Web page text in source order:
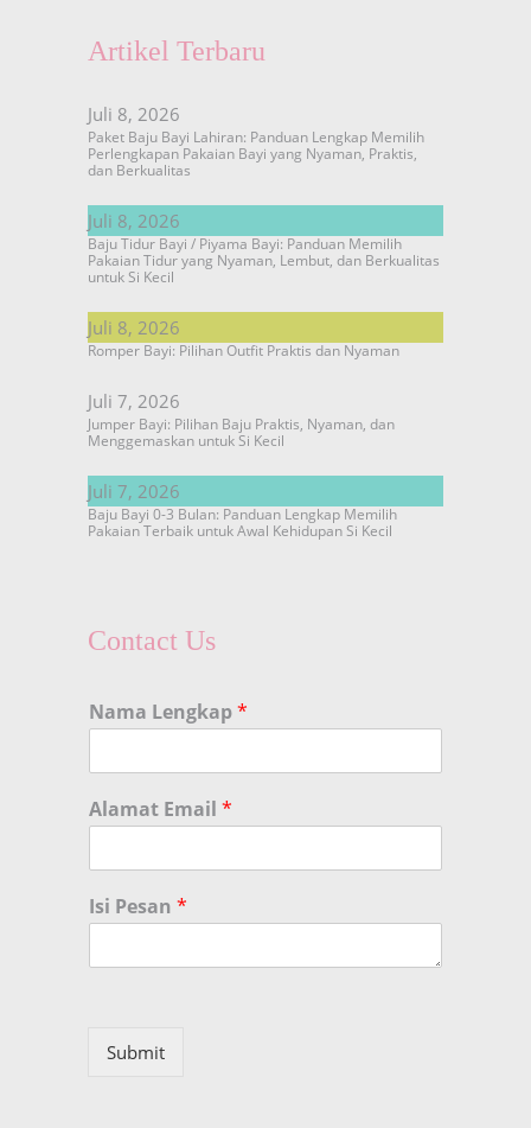
Artikel Terbaru
Juli 8, 2026
Paket Baju Bayi Lahiran: Panduan Lengkap Memilih
Perlengkapan Pakaian Bayi yang Nyaman, Praktis,
dan Berkualitas
Juli 8, 2026
Baju Tidur Bayi / Piyama Bayi: Panduan Memilih
Pakaian Tidur yang Nyaman, Lembut, dan Berkualitas
untuk Si Kecil
Juli 8, 2026
Romper Bayi: Pilihan Outfit Praktis dan Nyaman
Juli 7, 2026
Jumper Bayi: Pilihan Baju Praktis, Nyaman, dan
Menggemaskan untuk Si Kecil
Juli 7, 2026
Baju Bayi 0-3 Bulan: Panduan Lengkap Memilih
Pakaian Terbaik untuk Awal Kehidupan Si Kecil
Contact Us
Nama Lengkap*
Alamat Email *
Isi Pesan *
Submit